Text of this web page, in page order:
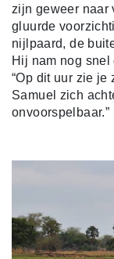
zijn geweer naar
gluurde
nijlpaard, de
Hij nam nog snel
“Op dit uur zie je
Samuel zich
onvoorspelbaar.”